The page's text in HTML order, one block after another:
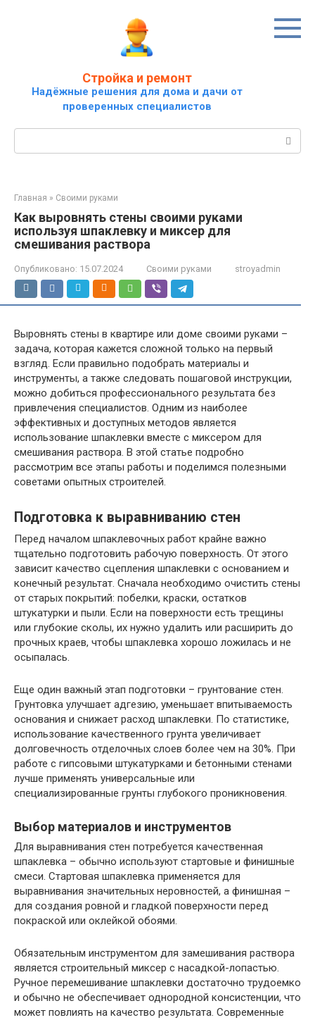
Стройка и ремонт
Надёжные решения для дома и дачи от
проверенных специалистов
Главная » Своими руками
Как выровнять стены своими руками
используя шпаклевку и миксер для
смешивания раствора
Опубликовано: 15.07.2024 Своими руками stroyadmin
Выровнять стены в квартире или доме своими руками –
задача, которая кажется сложной только на первый
взгляд. Если правильно подобрать материалы и
инструменты, а также следовать пошаговой инструкции,
можно добиться профессионального результата без
привлечения специалистов. Одним из наиболее
эффективных и доступных методов является
использование шпаклевки вместе с миксером для
смешивания раствора. В этой статье подробно
рассмотрим все этапы работы и поделимся полезными
советами опытных строителей.
Подготовка к выравниванию стен
Перед началом шпаклевочных работ крайне важно
тщательно подготовить рабочую поверхность. От этого
зависит качество сцепления шпаклевки с основанием и
конечный результат. Сначала необходимо очистить стены
от старых покрытий: побелки, краски, остатков
штукатурки и пыли. Если на поверхности есть трещины
или глубокие сколы, их нужно удалить или расширить до
прочных краев, чтобы шпаклевка хорошо ложилась и не
осыпалась.
Еще один важный этап подготовки – грунтование стен.
Грунтовка улучшает адгезию, уменьшает впитываемость
основания и снижает расход шпаклевки. По статистике,
использование качественного грунта увеличивает
долговечность отделочных слоев более чем на 30%. При
работе с гипсовыми штукатурками и бетонными стенами
лучше применять универсальные или
специализированные грунты глубокого проникновения.
Выбор материалов и инструментов
Для выравнивания стен потребуется качественная
шпаклевка – обычно используют стартовые и финишные
смеси. Стартовая шпаклевка применяется для
выравнивания значительных неровностей, а финишная –
для создания ровной и гладкой поверхности перед
покраской или оклейкой обоями.
Обязательным инструментом для замешивания раствора
является строительный миксер с насадкой-лопастью.
Ручное перемешивание шпаклевки достаточно трудоемко
и обычно не обеспечивает однородной консистенции, что
может повлиять на качество результата. Современные